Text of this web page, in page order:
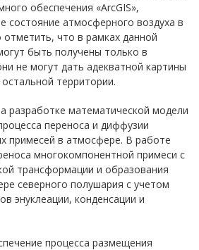
обеспечения «ArcGIS»,
атмосферного воздуха в
отметить, что в рамках данной
быть получены только в
не могут дать адекватной картины
территории.
разработке математической модели
переноса и диффузии
примесей в атмосфере. В работе
многокомпонентной примеси с
трансформации и образования
северного полушария с учетом
энуклеации, конденсации и
процесса размещения